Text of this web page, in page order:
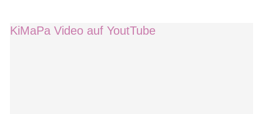
KiMaPa Video auf YoutTube